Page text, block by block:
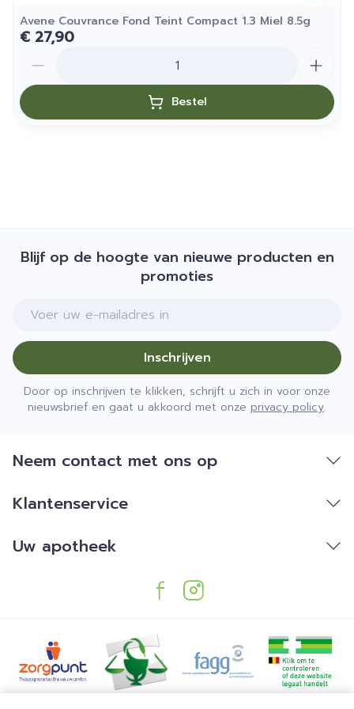
Avene Couvrance Fond Teint Compact 1.3 Miel 8.5g
€ 27,90
Bestel
Blijf op de hoogte van nieuwe producten en
promoties
E-mail adres
Inschrijven
Door op inschrijven te klikken, schrijft u zich in voor onze
nieuwsbrief en gaat u akkoord met onze privacy policy.
Neem contact met ons op
Klantenservice
Uw apotheek